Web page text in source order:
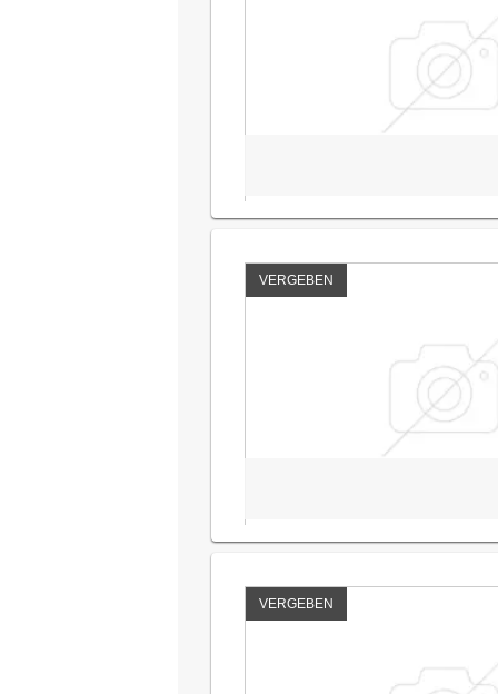
VERGEBEN
VERGEBEN